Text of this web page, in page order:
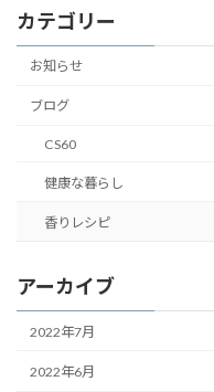
カテゴリー
お知らせ
ブログ
CS60
健康な暮らし
香りレシピ
アーカイブ
2022年7月
2022年6月